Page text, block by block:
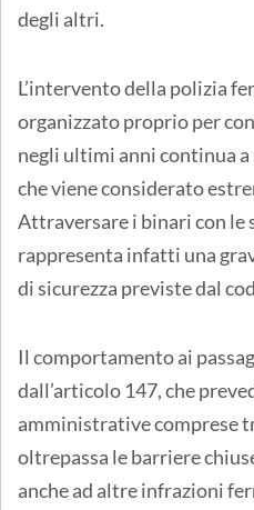
degli altri.
L’intervento della polizia
organizzato proprio per
negli ultimi anni continua
che viene considerato
Attraversare i binari con le
rappresenta infatti una
di sicurezza previste dal
Il comportamento ai
dall’articolo 147, che
amministrative comprese
oltrepassa le barriere
anche ad altre infrazioni